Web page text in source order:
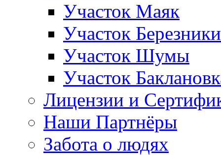
Участок Маяк
Участок Березники
Участок Шумы
Участок
Лицензии и
Наши Партнёры
Забота о людях